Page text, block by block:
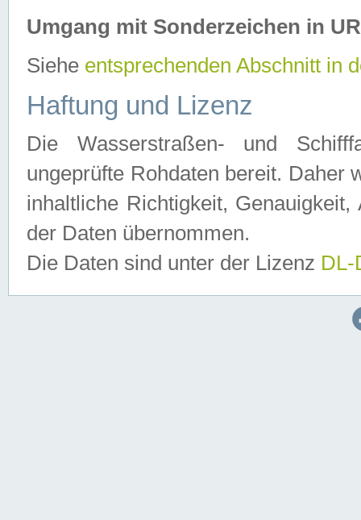
Umgang mit Sonderzeichen in
Siehe entsprechenden Abschnitt in
Haftung und Lizenz
Die Wasserstraßen- und
ungeprüfte Rohdaten bereit. Daher
inhaltliche Richtigkeit,
der Daten übernommen.
Die Daten sind unter der Lizenz